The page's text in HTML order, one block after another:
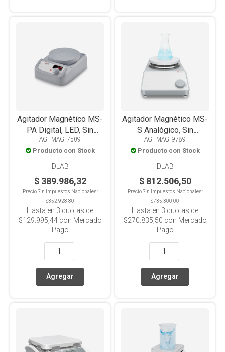
Agitador Magnético MS-
PA Digital, LED, Sin
Calefacción, Placa
Nylon+GF, 3L
AGI_MAG_7509
Producto con Stock
DLAB
$ 389.986,32
Precio Sin Impuestos Nacionales:
$352.928,80
Hasta en 3 cuotas de
$129.995,44con Mercado
Pago
Agitador Magnético MS-
S Analógico, Sin
Calefacción, Placa Acero
Inox+Cerámica, 20L
AGI_MAG_9789
Producto con Stock
DLAB
$ 812.506,50
Precio Sin Impuestos Nacionales:
$735.300,00
Hasta en 3 cuotas de
$270.835,50 con Mercado
Pago